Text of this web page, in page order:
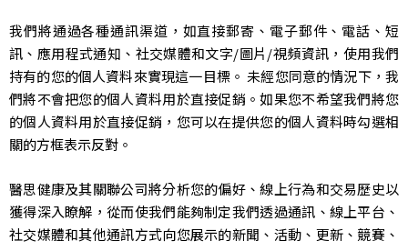
我們將通過各種通訊渠道，如直接郵寄、電子郵件、電話、短
訊、應用程式通知、社交媒體和文字/圖片/視頻資訊，使用我們
持有的您的個人資料來實現這一目標。 未經您同意的情況下，我
們將不會把您的個人資料用於直接促銷。如果您不希望我們將您
的個人資料用於直接促銷，您可以在提供您的個人資料時勾選相
關的方框表示反對。
醫思健康及其關聯公司將分析您的偏好、線上行為和交易歷史以
獲得深入瞭解，從而使我們能夠制定我們透過通訊、線上平台、
社交媒體和其他通訊方式向您展示的新聞、活動、更新、競賽、